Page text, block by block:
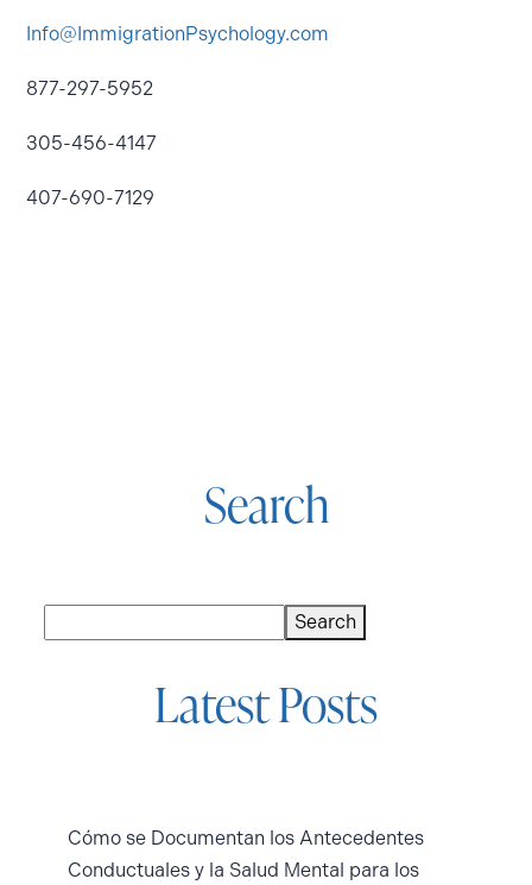
Info@ImmigrationPsychology.com
877-297-5952
305-456-4147
407-690-7129
Search
Search
Latest Posts
Cómo se Documentan los Antecedentes
Conductuales y la Salud Mental para los